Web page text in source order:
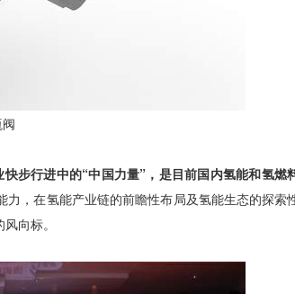
步行进中的“中国力量”，是目前国内氢能和氢燃
，在氢能产业链的前瞻性布局及氢能生态的探索
向标。